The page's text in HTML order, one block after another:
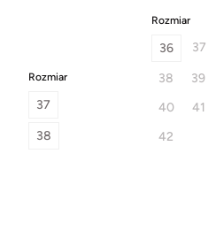
Rozmiar
37
38
Rozmiar
36 37
38
39
40
41
42